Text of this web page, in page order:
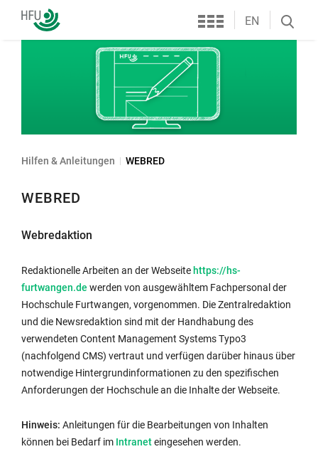
Hochschule
Furtwangen
Services
EN
Search
Hilfen & Anleitungen WEBRED
WEBRED
Webredaktion
Redaktionelle Arbeiten an der Webseite https://hs-
furtwangen.de werden von ausgewähltem Fachpersonal der
Hochschule Furtwangen, vorgenommen. Die Zentralredaktion
und die Newsredaktion sind mit der Handhabung des
verwendeten Content Management Systems Typo3
(nachfolgend CMS) vertraut und verfügen darüber hinaus über
notwendige Hintergrundinformationen zu den spezifischen
Anforderungen der Hochschule an die Inhalte der Webseite.
Hinweis: Anleitungen für die Bearbeitungen von Inhalten
können bei Bedarf im Externer
Intraneteingesehen werden.